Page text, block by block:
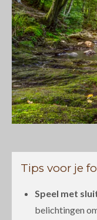
Tips voor je
Speel met
belichtingen